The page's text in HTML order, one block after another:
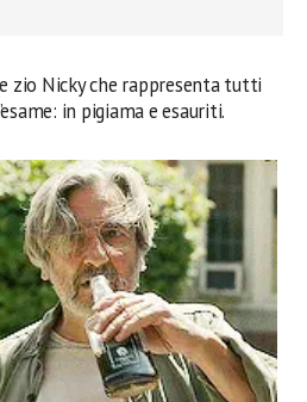
zio Nicky che rappresenta tutti
in pigiama e esauriti.